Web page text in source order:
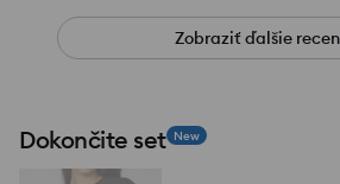
Zobraziť ďalšie
Dokončite set New